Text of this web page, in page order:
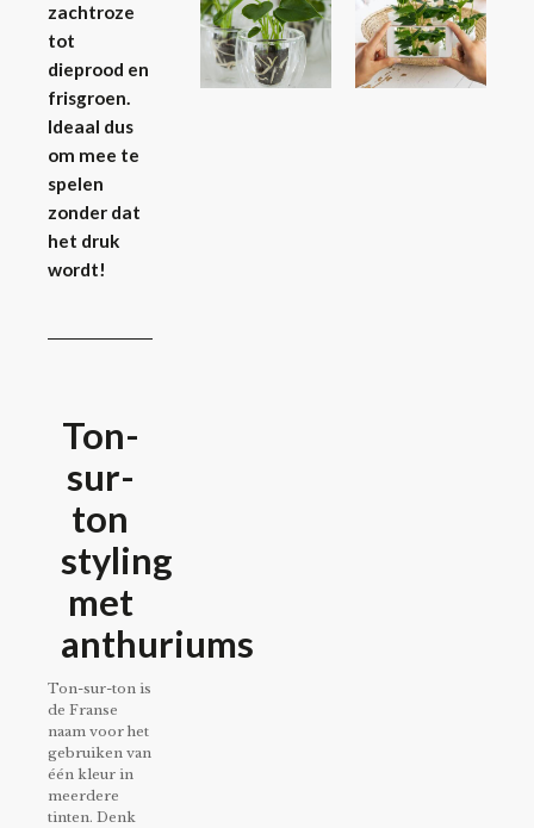
zachtroze
tot
dieprood en
frisgroen.
Ideaal dus
om mee te
spelen
zonder dat
het druk
wordt!
Ton-
sur-
ton
styling
met
anthuriums
Ton-sur-ton is
de Franse
naam voor het
gebruiken van
één kleur in
meerdere
tinten. Denk